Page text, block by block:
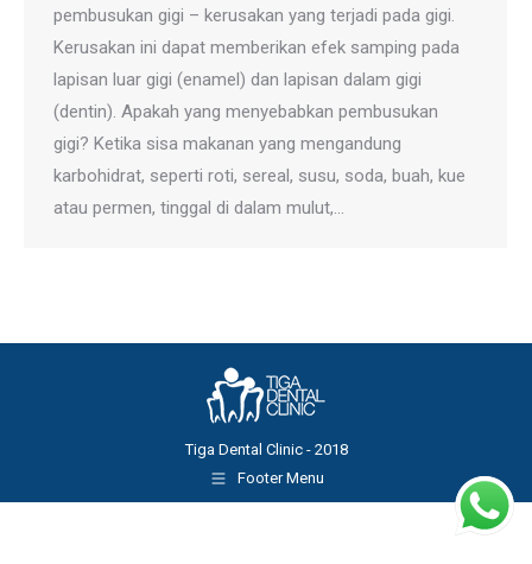
pembusukan gigi – kerusakan yang terjadi pada gigi.
Kerusakan ini dapat memberikan efek samping pada
lapisan luar gigi (enamel) dan lapisan dalam gigi
(dentin). Apakah yang menyebabkan pembusukan
gigi? Ketika sisa makanan yang mengandung
karbohidrat, seperti roti, sereal, susu, soda, buah, kue
atau permen, tinggal di dalam mulut,…
Tiga Dental Clinic - 2018
Footer Menu